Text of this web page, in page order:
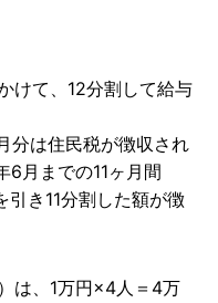
けて、12分割して給与
分は住民税が徴収され
6月までの11ヶ月間
引き11分割した額が徴
は、1万円×4人＝4万